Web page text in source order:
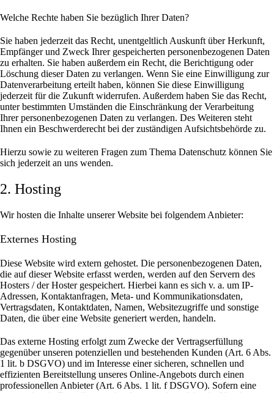
Welche Rechte haben Sie bezüglich Ihrer Daten?
Sie haben jederzeit das Recht, unentgeltlich Auskunft über Herkunft,
Empfänger und Zweck Ihrer gespeicherten personenbezogenen Daten
zu erhalten. Sie haben außerdem ein Recht, die Berichtigung oder
Löschung dieser Daten zu verlangen. Wenn Sie eine Einwilligung zur
Datenverarbeitung erteilt haben, können Sie diese Einwilligung
jederzeit für die Zukunft widerrufen. Außerdem haben Sie das Recht,
unter bestimmten Umständen die Einschränkung der Verarbeitung
Ihrer personenbezogenen Daten zu verlangen. Des Weiteren steht
Ihnen ein Beschwerderecht bei der zuständigen Aufsichtsbehörde zu.
Hierzu sowie zu weiteren Fragen zum Thema Datenschutz können Sie
sich jederzeit an uns wenden.
2. Hosting
Wir hosten die Inhalte unserer Website bei folgendem Anbieter:
Externes Hosting
Diese Website wird extern gehostet. Die personenbezogenen Daten,
die auf dieser Website erfasst werden, werden auf den Servern des
Hosters / der Hoster gespeichert. Hierbei kann es sich v. a. um IP-
Adressen, Kontaktanfragen, Meta- und Kommunikationsdaten,
Vertragsdaten, Kontaktdaten, Namen, Websitezugriffe und sonstige
Daten, die über eine Website generiert werden, handeln.
Das externe Hosting erfolgt zum Zwecke der Vertragserfüllung
gegenüber unseren potenziellen und bestehenden Kunden (Art. 6 Abs.
1 lit. b DSGVO) und im Interesse einer sicheren, schnellen und
effizienten Bereitstellung unseres Online-Angebots durch einen
professionellen Anbieter (Art. 6 Abs. 1 lit. f DSGVO). Sofern eine